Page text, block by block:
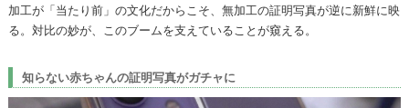
加工が「当たり前」の文化だからこそ、無加工の証明写真が逆に新鮮に映
る。対比の妙が、このブームを支えていることが窺える。
知らない赤ちゃんの証明写真がガチャに